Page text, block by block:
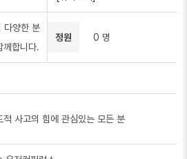
다양한 분
께합니다.
정원 0 명
적 사고의 힘에 관심있는 모든 분